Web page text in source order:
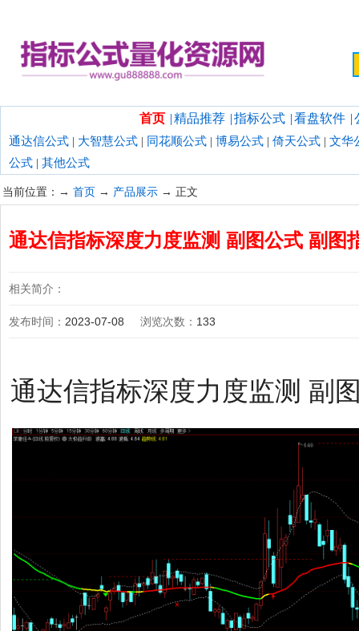
首页 | 精品推荐 | 指标公式 | 看盘软件 |
通达信公式 | 大智慧公式 | 同花顺公式 | 博易公式 | 倚天公式 | 文华
公式 | 其他公式
当前位置：→ 首页 → 产品展示 → 正文
通达信指标深度力度监测 副图公式 副图
相关简介：
发布时间： 2023-07-08 浏览次数： 133
通达信指标深度力度监测 副